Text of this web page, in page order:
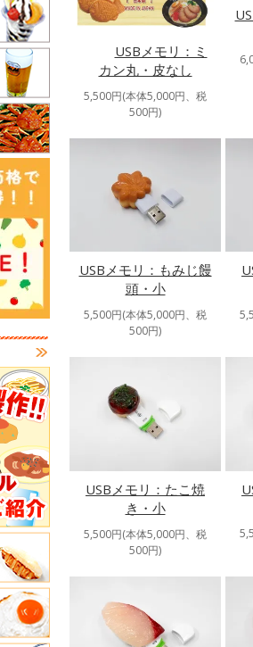
USBメモリ：ミ
カン丸・皮なし
5,500円(本体5,000円、税
500円)
USBメモリ：もみじ饅
頭・小
5,500円(本体5,000円、税
500円)
USBメモリ：たこ焼
き・小
5,500円(本体5,000円、税
500円)